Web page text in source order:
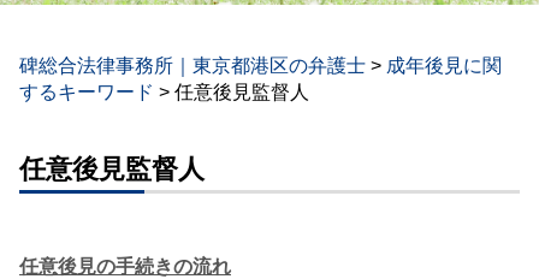
碑総合法律事務所｜東京都港区の弁護士 > 成年後見に関
するキーワード > 任意後見監督人
任意後見監督人
任意後見の手続きの流れ